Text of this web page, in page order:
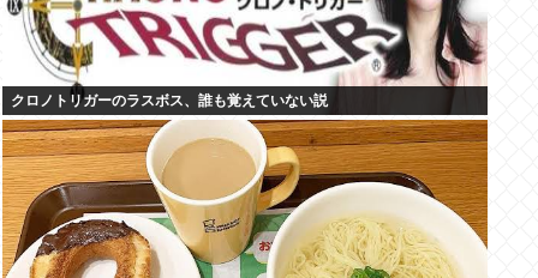
クロノトリガーのラスボス、誰も覚えていない説